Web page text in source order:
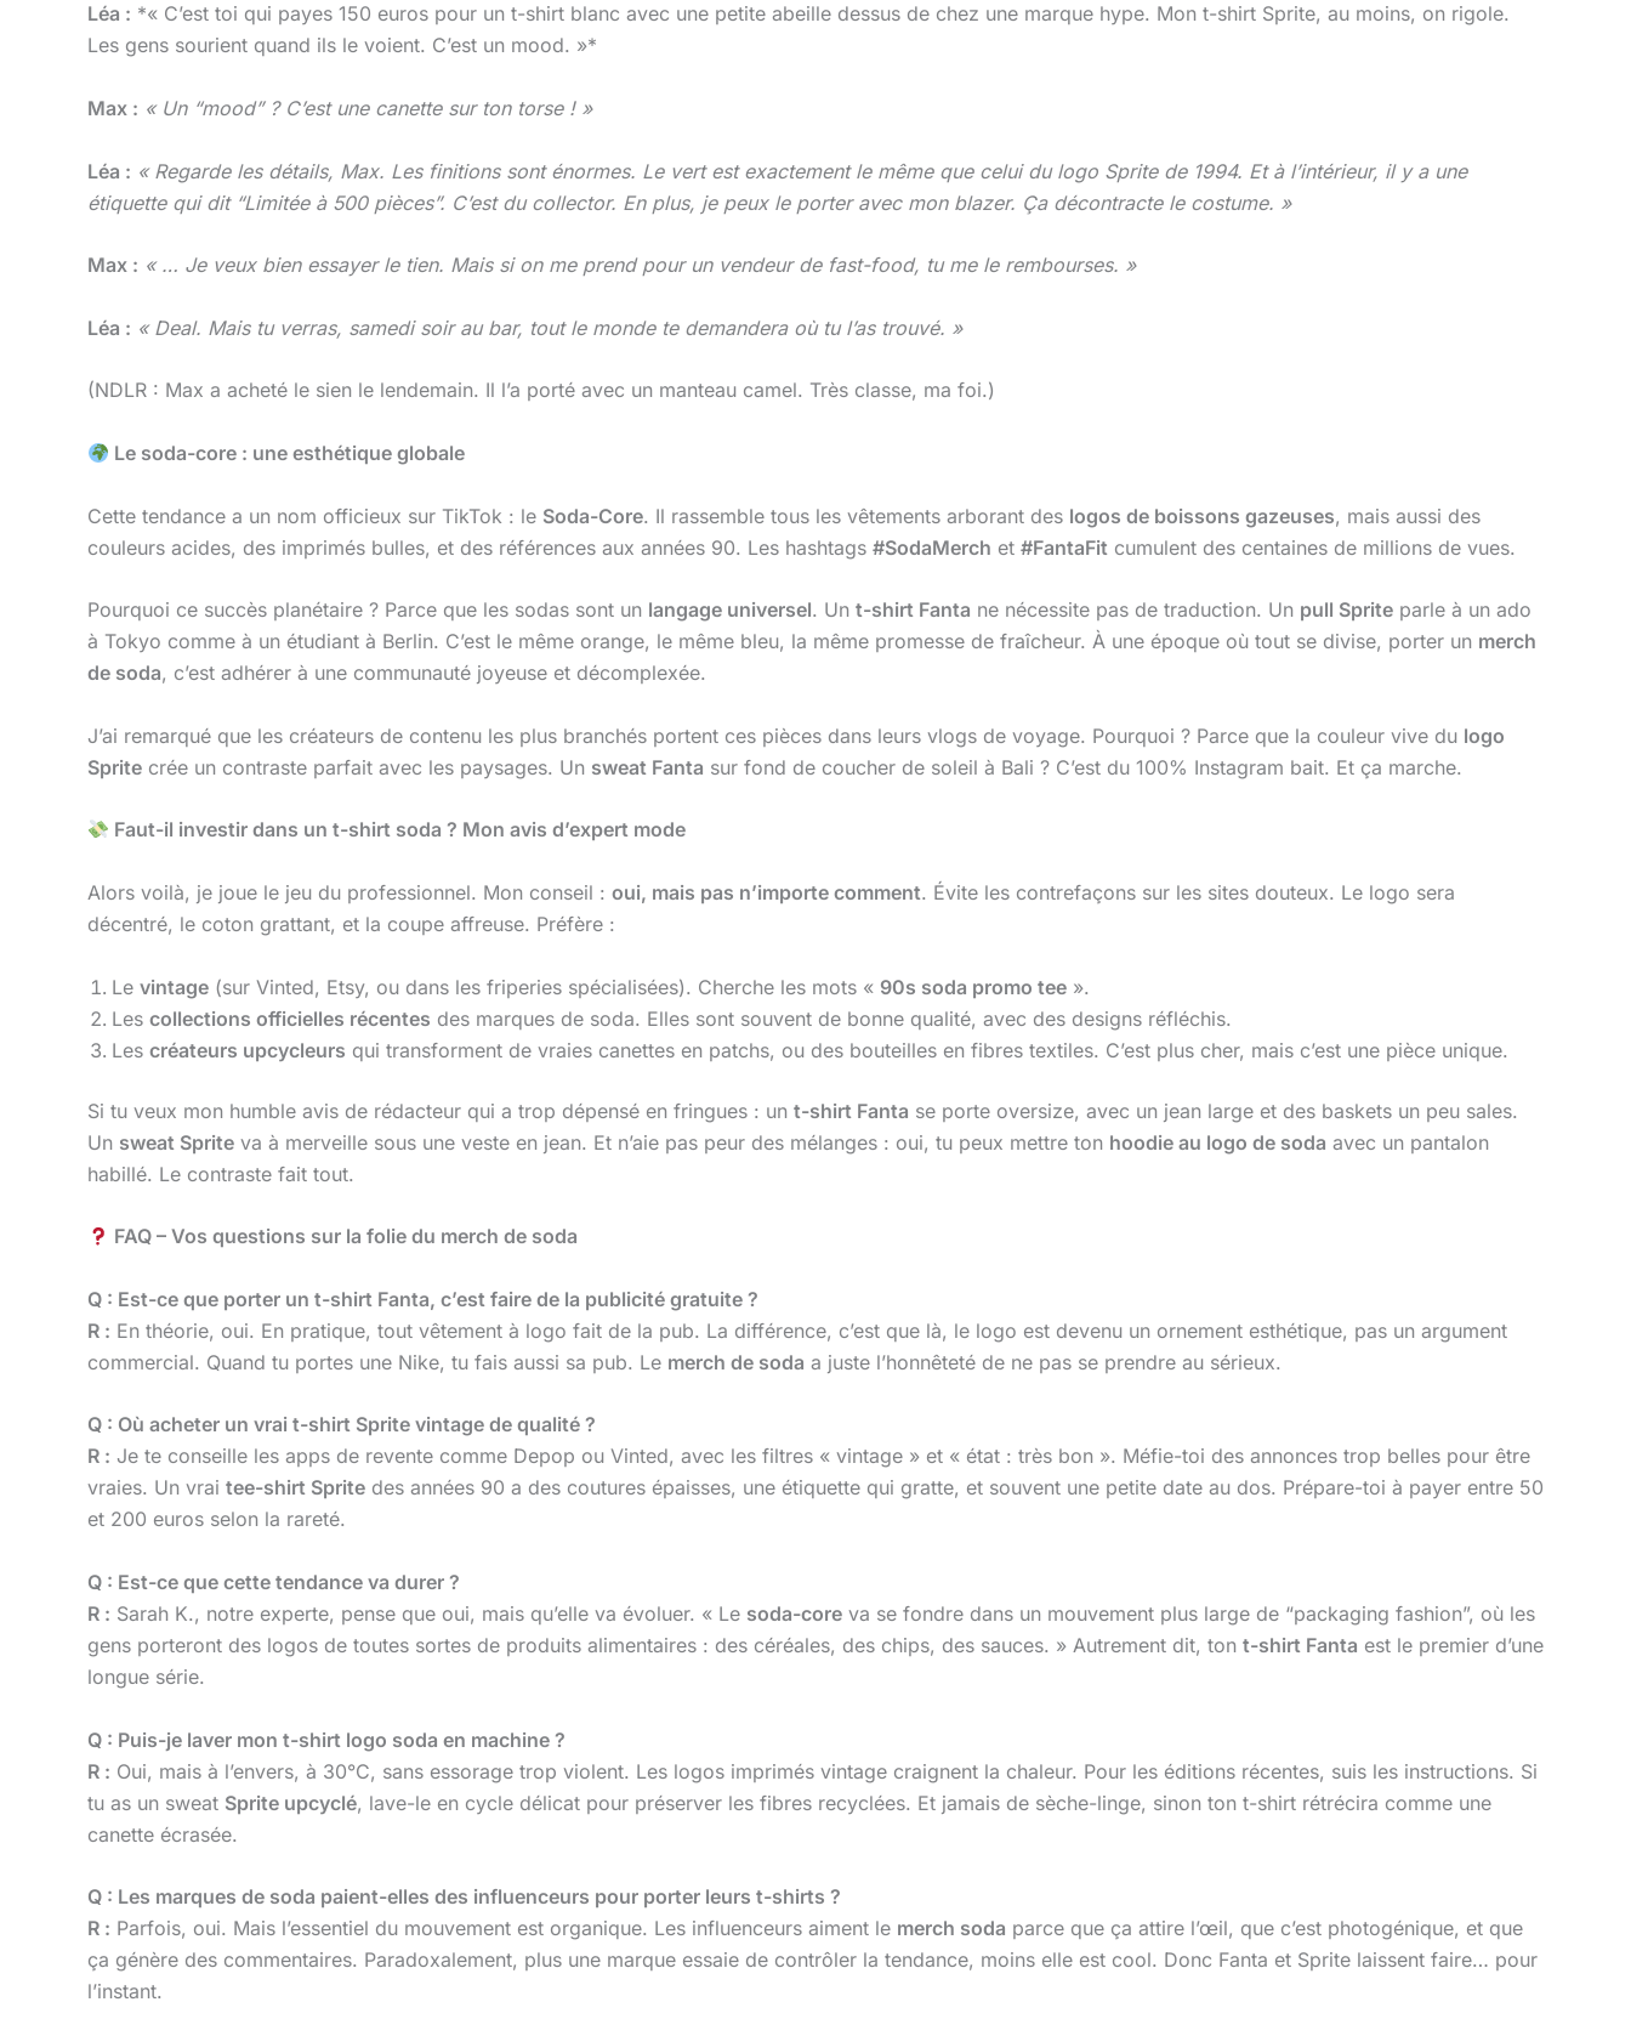
Léa : *« C’est toi qui payes 150 euros pour un t-shirt blanc avec une petite abeille dessus de chez une marque hype. Mon t-shirt Sprite, au moins, on rigole.
Les gens sourient quand ils le voient. C’est un mood. »*
Max : « Un “mood” ? C’est une canette sur ton torse ! »
Léa : « Regarde les détails, Max. Les finitions sont énormes. Le vert est exactement le même que celui du logo Sprite de 1994. Et à l’intérieur, il y a une
étiquette qui dit “Limitée à 500 pièces”. C’est du collector. En plus, je peux le porter avec mon blazer. Ça décontracte le costume. »
Max : « … Je veux bien essayer le tien. Mais si on me prend pour un vendeur de fast-food, tu me le rembourses. »
Léa : « Deal. Mais tu verras, samedi soir au bar, tout le monde te demandera où tu l’as trouvé. »
(NDLR : Max a acheté le sien le lendemain. Il l’a porté avec un manteau camel. Très classe, ma foi.)
Le soda-core : une esthétique globale
Cette tendance a un nom officieux sur TikTok : le Soda-Core. Il rassemble tous les vêtements arborant des logos de boissons gazeuses, mais aussi des
couleurs acides, des imprimés bulles, et des références aux années 90. Les hashtags #SodaMerch et #FantaFit cumulent des centaines de millions de vues.
Pourquoi ce succès planétaire ? Parce que les sodas sont un langage universel. Un t-shirt Fanta ne nécessite pas de traduction. Un pull Sprite parle à un ado
à Tokyo comme à un étudiant à Berlin. C’est le même orange, le même bleu, la même promesse de fraîcheur. À une époque où tout se divise, porter un merch
de soda, c’est adhérer à une communauté joyeuse et décomplexée.
J’ai remarqué que les créateurs de contenu les plus branchés portent ces pièces dans leurs vlogs de voyage. Pourquoi ? Parce que la couleur vive du logo
Sprite crée un contraste parfait avec les paysages. Un sweat Fanta sur fond de coucher de soleil à Bali ? C’est du 100% Instagram bait. Et ça marche.
Faut-il investir dans un t-shirt soda ? Mon avis d’expert mode
Alors voilà, je joue le jeu du professionnel. Mon conseil : oui, mais pas n’importe comment. Évite les contrefaçons sur les sites douteux. Le logo sera
décentré, le coton grattant, et la coupe affreuse. Préfère :
Le vintage (sur Vinted, Etsy, ou dans les friperies spécialisées). Cherche les mots « 90s soda promo tee ».
Les collections officielles récentes des marques de soda. Elles sont souvent de bonne qualité, avec des designs réfléchis.
Les créateurs upcycleurs qui transforment de vraies canettes en patchs, ou des bouteilles en fibres textiles. C’est plus cher, mais c’est une pièce unique.
Si tu veux mon humble avis de rédacteur qui a trop dépensé en fringues : un t-shirt Fanta se porte oversize, avec un jean large et des baskets un peu sales.
Un sweat Sprite va à merveille sous une veste en jean. Et n’aie pas peur des mélanges : oui, tu peux mettre ton hoodie au logo de soda avec un pantalon
habillé. Le contraste fait tout.
FAQ – Vos questions sur la folie du merch de soda
Q : Est-ce que porter un t-shirt Fanta, c’est faire de la publicité gratuite ?
R : En théorie, oui. En pratique, tout vêtement à logo fait de la pub. La différence, c’est que là, le logo est devenu un ornement esthétique, pas un argument
commercial. Quand tu portes une Nike, tu fais aussi sa pub. Le merch de soda a juste l’honnêteté de ne pas se prendre au sérieux.
Q : Où acheter un vrai t-shirt Sprite vintage de qualité ?
R : Je te conseille les apps de revente comme Depop ou Vinted, avec les filtres « vintage » et « état : très bon ». Méfie-toi des annonces trop belles pour être
vraies. Un vrai tee-shirt Sprite des années 90 a des coutures épaisses, une étiquette qui gratte, et souvent une petite date au dos. Prépare-toi à payer entre 50
et 200 euros selon la rareté.
Q : Est-ce que cette tendance va durer ?
R : Sarah K., notre experte, pense que oui, mais qu’elle va évoluer. « Le soda-core va se fondre dans un mouvement plus large de “packaging fashion”, où les
gens porteront des logos de toutes sortes de produits alimentaires : des céréales, des chips, des sauces. » Autrement dit, ton t-shirt Fanta est le premier d’une
longue série.
Q : Puis-je laver mon t-shirt logo soda en machine ?
R : Oui, mais à l’envers, à 30°C, sans essorage trop violent. Les logos imprimés vintage craignent la chaleur. Pour les éditions récentes, suis les instructions. Si
tu as un sweat Sprite upcyclé, lave-le en cycle délicat pour préserver les fibres recyclées. Et jamais de sèche-linge, sinon ton t-shirt rétrécira comme une
canette écrasée.
Q : Les marques de soda paient-elles des influenceurs pour porter leurs t-shirts ?
R : Parfois, oui. Mais l’essentiel du mouvement est organique. Les influenceurs aiment le merch soda parce que ça attire l’œil, que c’est photogénique, et que
ça génère des commentaires. Paradoxalement, plus une marque essaie de contrôler la tendance, moins elle est cool. Donc Fanta et Sprite laissent faire… pour
l’instant.